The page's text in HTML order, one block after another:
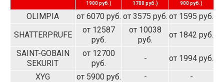
1900 руб.)
1700 руб.)
900 руб.)
OLIMPIA от 6070 руб. от 3575 руб. от 1595 руб.
SHATTERPRUFE
от 12587
руб.
от 10038
руб.
от 1842 руб.
SAINT-GOBAIN
SEKURIT
от 12700
руб.
-
от 1994 руб.
XYG
от 5900 руб. -
-